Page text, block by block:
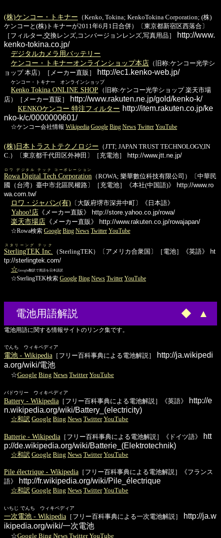
(株)ケンコー・トキナー （Kenko, Tokina; KenkoTokina Corporation; (株)
ケンコーと(株)トキナーが2011年6月1日合併）〔東京都新宿区西落合〕
［フィルター,交換レンズ,コンバージョンレンズ,写真用品］
http://www.
kenko-tokina.co.jp/
デジタルカメラ用バッテリー
ケンコー・トキナーオンラインショップ本店 （旧称:ケンコー光学シ
ョップ 本店）［メーカー直販］
http://ec1.kenko-web.jp/
ケンコー・トキナー オンラインショップ
Kenko Tokina ONLINE SHOP （旧称:ケンコー光学ショップ 楽天市場
店）［メーカー直販］
http://www.rakuten.ne.jp/gold/kenko-k/
KENKOケンコー 特注フィルター http://item.rakuten.co.jp/ke
nko-k/c/0000000601/
☆ケンコー会社情報 Wikipedia Google Bing News Twitter YouTube
(株)日本トラストテクノロジー （JTT; JAPAN TRUST TECHNOLOGY,IN
C.）〔東京都千代田区外神田〕［充電池］
http://www.jtt.ne.jp/
Rowa Digital Tech Corporation
ロワ デジタル テック コーポレーション
（ROWA; 樂華數位科技有限公司）〔中華民
國（台湾）臺中市北區民權路〕［充電池］《本社(中国語)》
http://www.ro
wa.com.tw/
ロワ・ジャパン(有) 〔大阪府堺市深井中町〕《日本語》
Yahoo!店 《メーカー直販》 http://store.yahoo.co.jp/rowa/
楽天市場店 《メーカー直販》
http://www.rakuten.co.jp/rowajapan/
☆Rowa検索 Google Bing News Twitter YouTube
SterlingTEK Inc.
スタリーング テック
（SterlingTEK）〔アメリカ合衆国〕［電池］《英語》
ht
tp://sterlingtek.com/
☆Google翻訳で英語を日本語訳
☆SterlingTEK検索 Google Bing News Twitter YouTube
電池用語解説 ◆ ▲
電池用語に関する情報サイトのリンク集です。
でんち ウィキペディア
電池 - Wikipedia ［フリー百科事典による電池解説］
http://ja.wikipedi
a.org/wiki/電池
☆Google Bing News Twitter YouTube
バドウリー ウィキペディア
Battery - Wikipedia ［フリー百科事典による電池解説］《英語》
http://e
n.wikipedia.org/wiki/Battery_(electricity)
☆和訳 Google Bing News Twitter YouTube
Batterie - Wikipedia ［フリー百科事典による電池解説］《ドイツ語》
htt
p://de.wikipedia.org/wiki/Batterie_(Elektrotechnik)
☆和訳 Google Bing News Twitter YouTube
Pile électrique - Wikipedia ［フリー百科事典による電池解説］《フランス
語》
http://fr.wikipedia.org/wiki/Pile_électrique
☆和訳 Google Bing News Twitter YouTube
いちじ でんち ウィキペディア
一次電池 - Wikipedia ［フリー百科事典による一次電池解説］
http://ja.w
ikipedia.org/wiki/一次電池
☆Google Bing News Twitter YouTube